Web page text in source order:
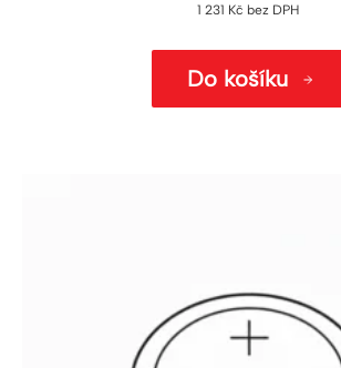
1 231 Kč bez DPH
Do košíku